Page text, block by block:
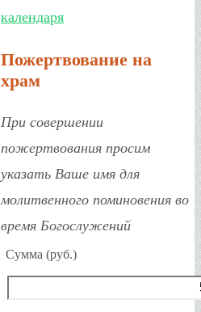
календаря
Пожертвование на
храм
При совершении
пожертвования просим
указать Ваше имя для
молитвенного поминовения во
время Богослужений
Сумма (руб.)